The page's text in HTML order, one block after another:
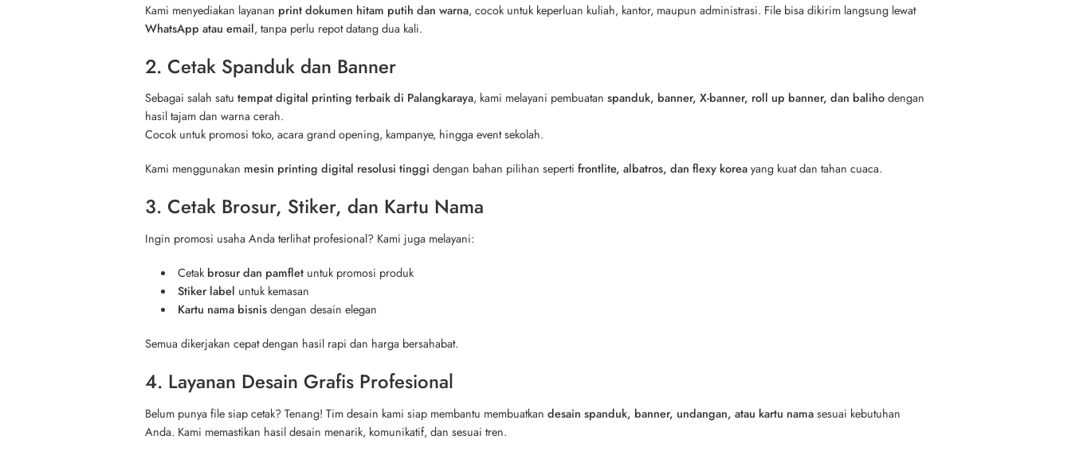
Kami menyediakan layanan print dokumen hitam putih dan warna, cocok untuk keperluan kuliah, kantor, maupun administrasi. File bisa dikirim langsung lewat
WhatsApp atau email, tanpa perlu repot datang dua kali.
2. Cetak Spanduk dan Banner
Sebagai salah satu tempat digital printing terbaik di Palangkaraya, kami melayani pembuatan spanduk, banner, X-banner, roll up banner, dan balihodengan
hasil tajam dan warna cerah.
Cocok untuk promosi toko, acara grand opening, kampanye, hingga event sekolah.
Kami menggunakan mesin printing digital resolusi tinggi dengan bahan pilihan seperti frontlite, albatros, dan flexy koreayang kuat dan tahan cuaca.
3. Cetak Brosur, Stiker, dan Kartu Nama
Ingin promosi usaha Anda terlihat profesional? Kami juga melayani:
Cetak brosur dan pamfletuntuk promosi produk
Stiker label untuk kemasan
Kartu nama bisnisdengan desain elegan
Semua dikerjakan cepat dengan hasil rapi dan harga bersahabat.
4. Layanan Desain Grafis Profesional
Belum punya file siap cetak? Tenang! Tim desain kami siap membantu membuatkan desain spanduk, banner, undangan, atau kartu namasesuai kebutuhan
Anda. Kami memastikan hasil desain menarik, komunikatif, dan sesuai tren.